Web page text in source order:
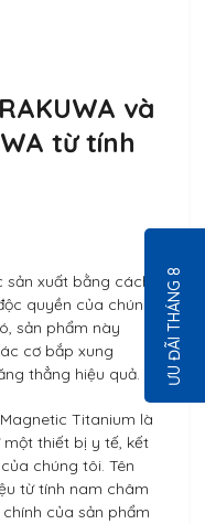
và
từ tính
sản xuất bằng cách
quyền của chúng
sản phẩm này
cơ bắp xung
thẳng hiệu quả.
Titanium là
thiết bị y tế, kết
chúng tôi. Tên
từ tính nam châm
của sản phẩm
ƯU ĐÃI THÁNG 8